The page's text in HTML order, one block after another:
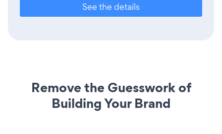
See the details
Remove the Guesswork of
Building Your Brand